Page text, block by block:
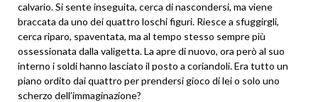
calvario. Si sente inseguita, cerca di nascondersi, ma viene
braccata da uno dei quattro loschi figuri. Riesce a sfuggirgli,
cerca riparo, spaventata, ma al tempo stesso sempre più
ossessionata dalla valigetta. La apre di nuovo, ora però al suo
interno i soldi hanno lasciato il posto a coriandoli. Era tutto un
piano ordito dai quattro per prendersi gioco di lei o solo uno
scherzo dell’immaginazione?